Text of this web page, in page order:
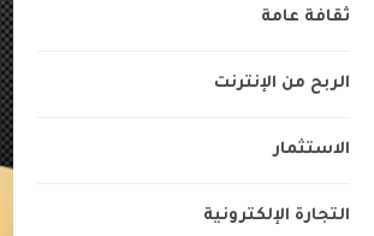
ثقافة عامة
الربح من الإنترنت
الاستثمار
التجارة الإلكترونية